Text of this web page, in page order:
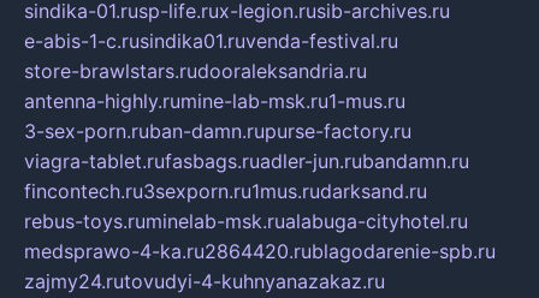
sindika-01.rusp-life.rux-legion.rusib-archives.ru
e-abis-1-c.rusindika01.ruvenda-festival.ru
store-brawlstars.rudooraleksandria.ru
antenna-highly.rumine-lab-msk.ru1-mus.ru
3-sex-porn.ruban-damn.rupurse-factory.ru
viagra-tablet.rufasbags.ruadler-jun.rubandamn.ru
fincontech.ru3sexporn.ru1mus.rudarksand.ru
rebus-toys.ruminelab-msk.rualabuga-cityhotel.ru
medsprawo-4-ka.ru2864420.rublagodarenie-spb.ru
zajmy24.rutovudyi-4-kuhnyanazakaz.ru